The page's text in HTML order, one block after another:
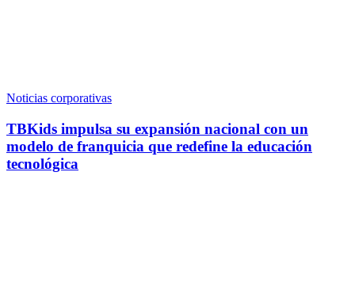
Noticias corporativas
TBKids impulsa su expansión nacional con un
modelo de franquicia que redefine la educación
tecnológica